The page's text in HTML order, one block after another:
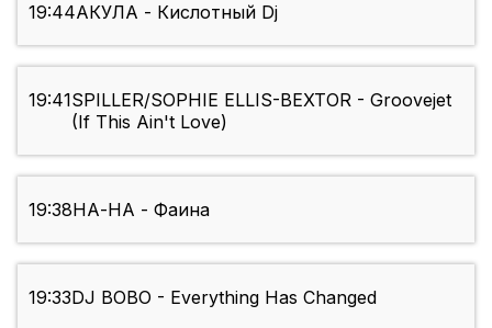
19:44АКУЛА - Кислотный Dj
19:41SPILLER/SOPHIE ELLIS-BEXTOR - Groovejet
(If This Ain't Love)
19:38НА-НА - Фаина
19:33DJ BOBO - Everything Has Changed